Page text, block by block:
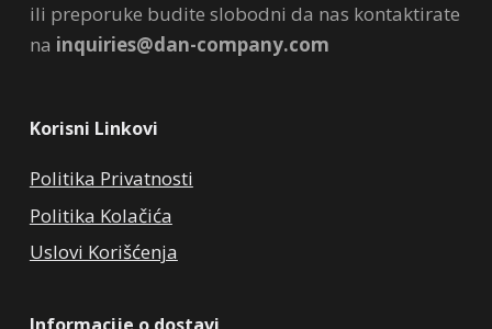
ili preporuke budite slobodni da nas kontaktirate
na inquiries@dan-company.com
Korisni Linkovi
Politika Privatnosti
Politika Kolačića
Uslovi Korišćenja